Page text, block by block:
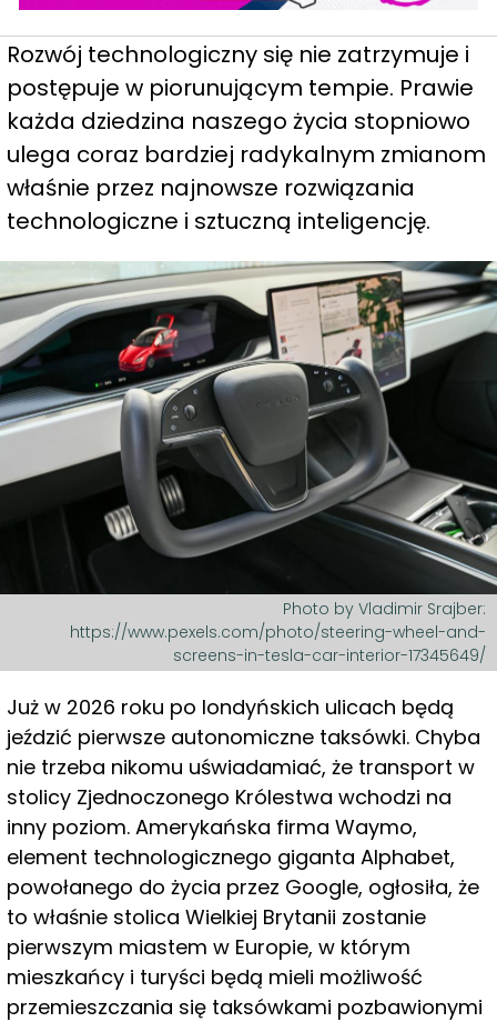
Rozwój technologiczny się nie zatrzymuje i
postępuje w piorunującym tempie. Prawie
każda dziedzina naszego życia stopniowo
ulega coraz bardziej radykalnym zmianom
właśnie przez najnowsze rozwiązania
technologiczne i sztuczną inteligencję.
Photo by Vladimir Srajber:
https://www.pexels.com/photo/steering-wheel-and-
screens-in-tesla-car-interior-17345649/
Już w 2026 roku po londyńskich ulicach będą
jeździć pierwsze autonomiczne taksówki. Chyba
nie trzeba nikomu uświadamiać, że transport w
stolicy Zjednoczonego Królestwa wchodzi na
inny poziom. Amerykańska firma Waymo,
element technologicznego giganta Alphabet,
powołanego do życia przez Google, ogłosiła, że
to właśnie stolica Wielkiej Brytanii zostanie
pierwszym miastem w Europie, w którym
mieszkańcy i turyści będą mieli możliwość
przemieszczania się taksówkami pozbawionymi